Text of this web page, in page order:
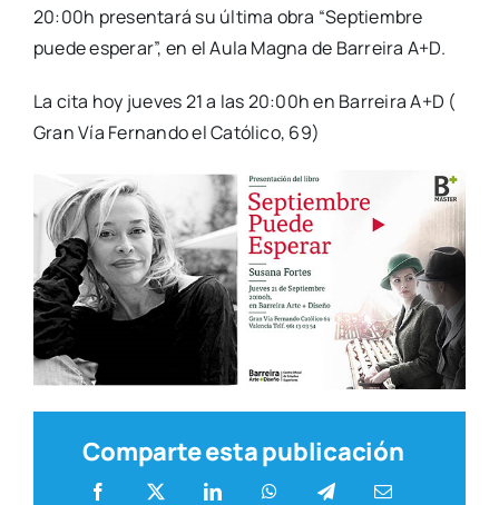
20:00h pre­sen­ta­rá su últi­ma obra “Sep­tiem­bre
pue­de espe­rar”, en el Aula Mag­na de Barrei­ra A+D.
La cita hoy jue­ves 21 a las 20:00h en Barrei­ra A+D (
Gran Vía Fer­nan­do el Cató­li­co, 69)
Comparte esta publicación